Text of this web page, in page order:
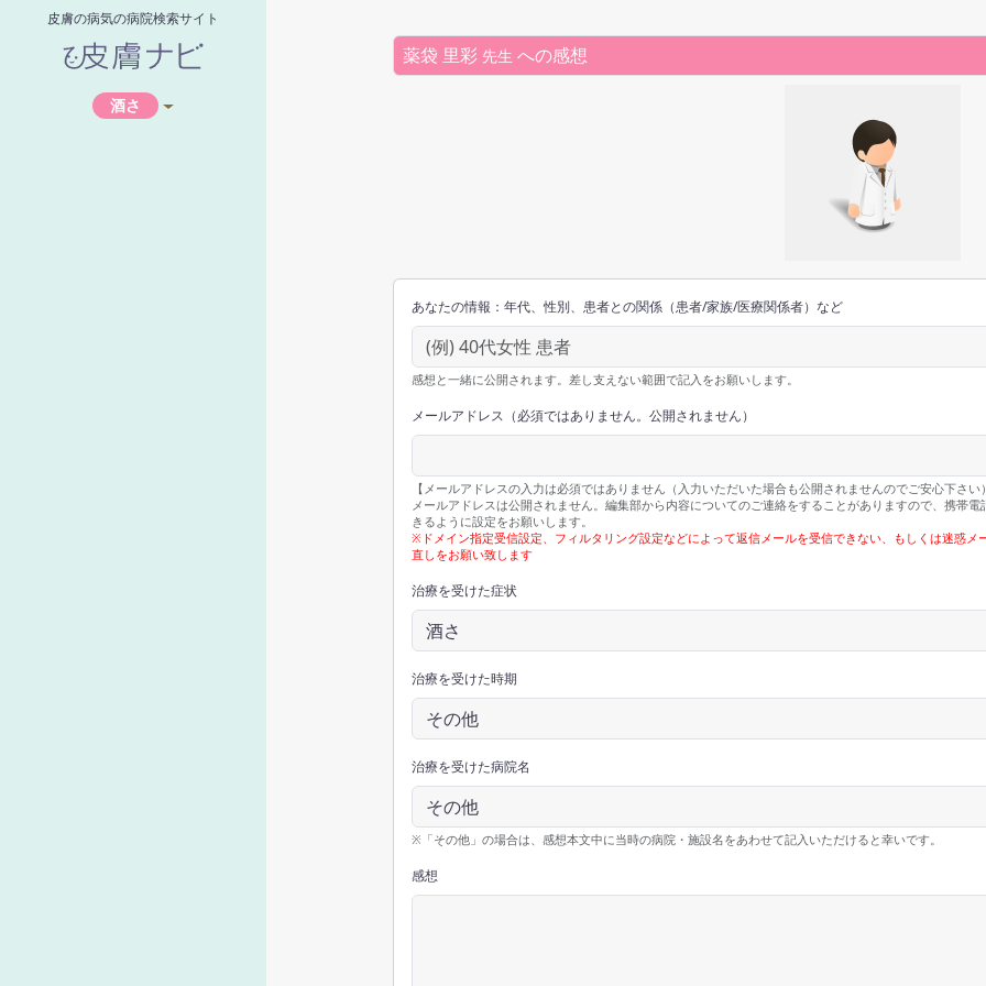
皮膚の病気の病院検索サイト
酒さ
薬袋 里彩 先生 への感想
あなたの情報：年代、性別、患者との関係（患者/家族/医療関係者）など
感想と一緒に公開されます。差し支えない範囲で記入をお願いします。
メールアドレス（必須ではありません。公開されません）
【メールアドレスの入力は必須ではありません（入力いただいた場合も公開されませんのでご安心下さい
メールアドレスは公開されません。編集部から内容についてのご連絡をすることがありますので、携帯
きるように設定をお願いします。
※ドメイン指定受信設定、フィルタリング設定などによって返信メールを受信できない、もしくは迷惑
直しをお願い致します
治療を受けた症状
治療を受けた時期
治療を受けた病院名
※「その他」の場合は、感想本文中に当時の病院・施設名をあわせて記入いただけると幸いです。
感想